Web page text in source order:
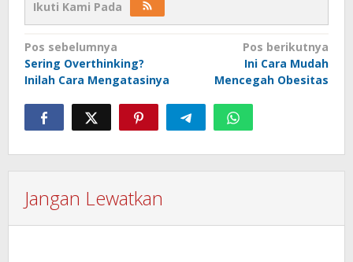
Ikuti Kami Pada
Navigasi
pos
Pos sebelumnya
Sering Overthinking?
Inilah Cara Mengatasinya
Pos berikutnya
Ini Cara Mudah
Mencegah Obesitas
Jangan Lewatkan